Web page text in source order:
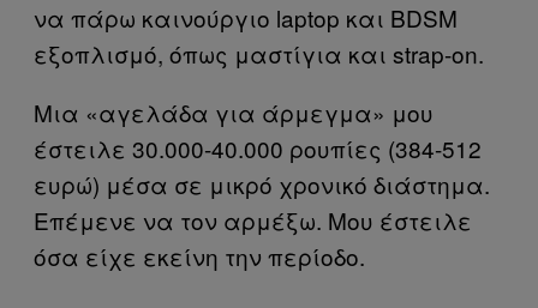
να πάρω καινούργιο laptop και BDSM
εξοπλισμό, όπως μαστίγια και strap-on.
Μια «αγελάδα για άρμεγμα» μου
έστειλε 30.000-40.000 ρουπίες (384-512
ευρώ) μέσα σε μικρό χρονικό διάστημα.
Επέμενε να τον αρμέξω. Μου έστειλε
όσα είχε εκείνη την περίοδο.